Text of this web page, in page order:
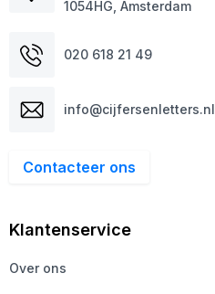
1054HG, Amsterdam
020 618 21 49
info@cijfersenletters.nl
Contacteer ons
Klantenservice
Over ons